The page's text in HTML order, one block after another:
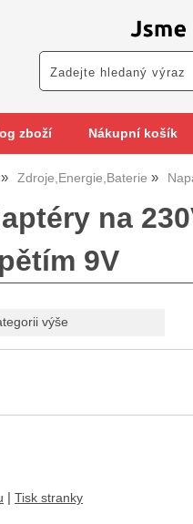
zboží Nákupní košík
Zdroje,Energie,Baterie
na
9V
výše
Tisk stranky